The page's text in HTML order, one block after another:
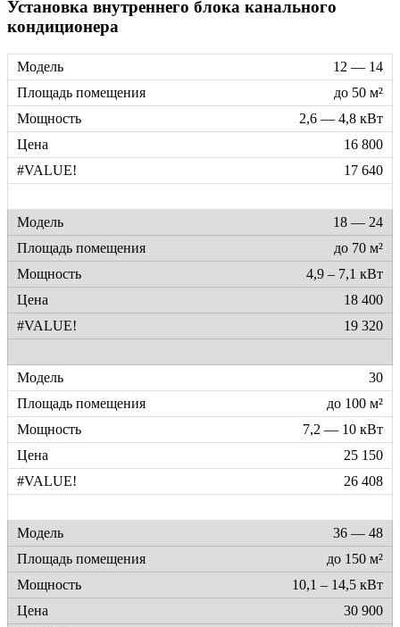
Установка внутреннего блока канального
кондиционера
12 — 14
до 50 м²
2,6 — 4,8 кВт
16 800
17 640
18 — 24
до 70 м²
4,9 – 7,1 кВт
18 400
19 320
30
до 100 м²
7,2 — 10 кВт
25 150
26 408
36 — 48
до 150 м²
10,1 – 14,5 кВт
30 900